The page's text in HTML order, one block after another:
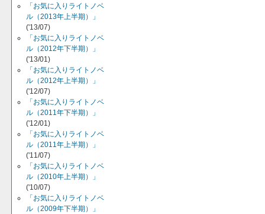
「お気に入りライトノベ
ル（2013年上半期）」
('13/07)
「お気に入りライトノベ
ル（2012年下半期）」
('13/01)
「お気に入りライトノベ
ル（2012年上半期）」
('12/07)
「お気に入りライトノベ
ル（2011年下半期）」
('12/01)
「お気に入りライトノベ
ル（2011年上半期）」
('11/07)
「お気に入りライトノベ
ル（2010年上半期）」
('10/07)
「お気に入りライトノベ
ル（2009年下半期）」